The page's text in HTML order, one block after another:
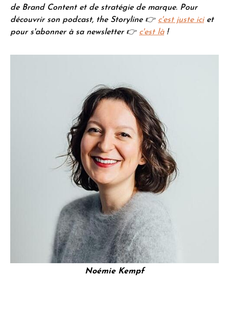
de Brand Content et de stratégie de marque. Pour
découvrir son podcast, the Storyline 👉 c'est juste iciet
pour s'abonner à sa newsletter 👉 c'est là!
Noémie Kempf